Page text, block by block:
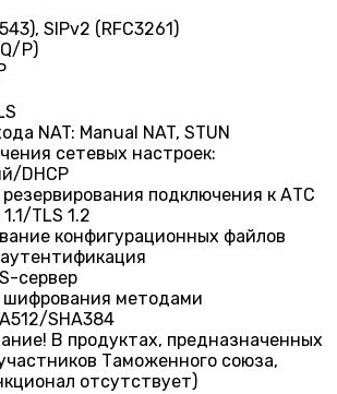
SIPv2 (RFC3261)
P)
NAT: Manual NAT, STUN
сетевых настроек:
DHCP
подключения к АТС
TLS 1.2
конфигурационных файлов
сервер
методами
SHA384
В продуктах, предназначенных
Таможенного союза,
отсутствует)